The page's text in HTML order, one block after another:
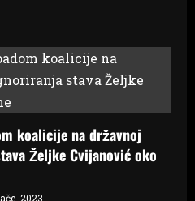
koalicije na državnoj
Željke Cvijanović oko
2023